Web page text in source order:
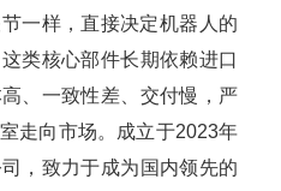
一样，直接决定机器人的
类核心部件长期依赖进口
、一致性差、交付慢，严
走向市场。成立于2023年
，致力于成为国内领先的